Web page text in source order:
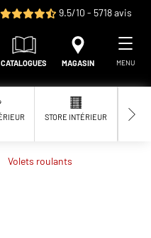
9.5/10 - 5718 avis
CATALOGUES MAGASIN MENU
STORE INTÉRIEUR
Volets roulants